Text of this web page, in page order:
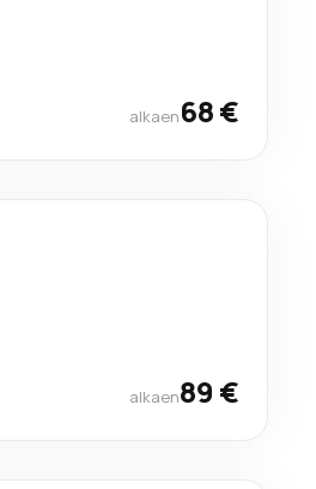
alkaen68 €
alkaen89 €